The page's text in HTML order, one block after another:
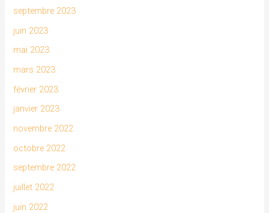
septembre 2023
juin 2023
mai 2023
mars 2023
février 2023
janvier 2023
novembre 2022
octobre 2022
septembre 2022
juillet 2022
juin 2022